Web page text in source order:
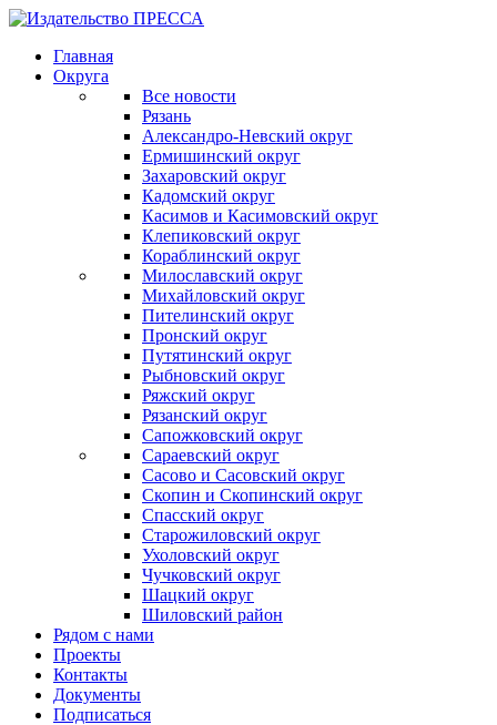
Главная
Округа
Все новости
Рязань
Александро-Невский округ
Ермишинский округ
Захаровский округ
Кадомский округ
Касимов и Касимовский округ
Клепиковский округ
Кораблинский округ
Милославский округ
Михайловский округ
Пителинский округ
Пронский округ
Путятинский округ
Рыбновский округ
Ряжский округ
Рязанский округ
Сапожковский округ
Сараевский округ
Сасово и Сасовский округ
Скопин и Скопинский округ
Спасский округ
Старожиловский округ
Ухоловский округ
Чучковский округ
Шацкий округ
Шиловский район
Рядом с нами
Проекты
Контакты
Документы
Подписаться